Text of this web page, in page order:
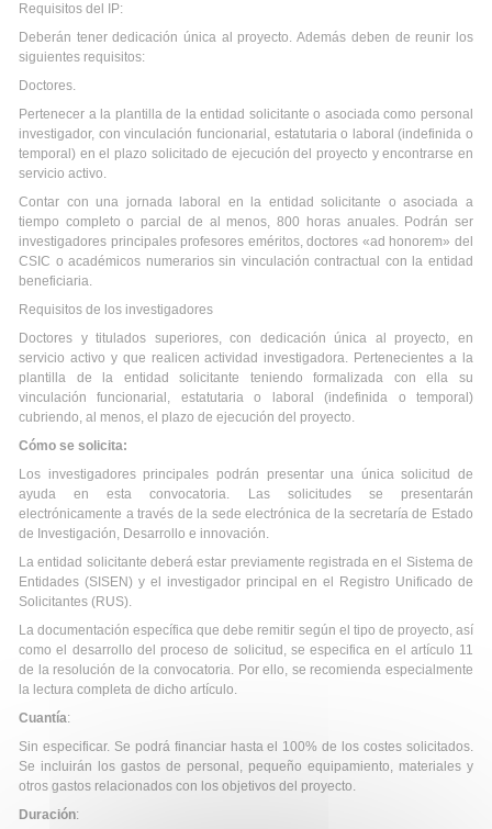
Requisitos del IP:
Deberán tener dedicación única al proyecto. Además deben de reunir los
siguientes requisitos:
Doctores.
Pertenecer a la plantilla de la entidad solicitante o asociada como personal
investigador, con vinculación funcionarial, estatutaria o laboral (indefinida o
temporal) en el plazo solicitado de ejecución del proyecto y encontrarse en
servicio activo.
Contar con una jornada laboral en la entidad solicitante o asociada a
tiempo completo o parcial de al menos, 800 horas anuales. Podrán ser
investigadores principales profesores eméritos, doctores «ad honorem» del
CSIC o académicos numerarios sin vinculación contractual con la entidad
beneficiaria.
Requisitos de los investigadores
Doctores y titulados superiores, con dedicación única al proyecto, en
servicio activo y que realicen actividad investigadora. Pertenecientes a la
plantilla de la entidad solicitante teniendo formalizada con ella su
vinculación funcionarial, estatutaria o laboral (indefinida o temporal)
cubriendo, al menos, el plazo de ejecución del proyecto.
Cómo se solicita:
Los investigadores principales podrán presentar una única solicitud de
ayuda en esta convocatoria. Las solicitudes se presentarán
electrónicamente a través de la sede electrónica de la secretaría de Estado
de Investigación, Desarrollo e innovación.
La entidad solicitante deberá estar previamente registrada en el Sistema de
Entidades (SISEN) y el investigador principal en el Registro Unificado de
Solicitantes (RUS).
La documentación específica que debe remitir según el tipo de proyecto, así
como el desarrollo del proceso de solicitud, se especifica en el artículo 11
de la resolución de la convocatoria. Por ello, se recomienda especialmente
la lectura completa de dicho artículo.
Cuantía:
Sin especificar. Se podrá financiar hasta el 100% de los costes solicitados.
Se incluirán los gastos de personal, pequeño equipamiento, materiales y
otros gastos relacionados con los objetivos del proyecto.
Duración: